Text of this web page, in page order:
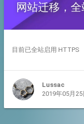
网站迁移，
目前已全站启用 HTTPS
Lussac
2019年05月25